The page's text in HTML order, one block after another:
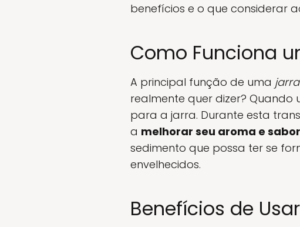
benefícios e o que considerar
Como Funciona
A principal função de uma
realmente quer dizer?
para a jarra. Durante esta
a melhorar seu aroma e sabor
sedimento que possa ter se
envelhecidos.
Benefícios de